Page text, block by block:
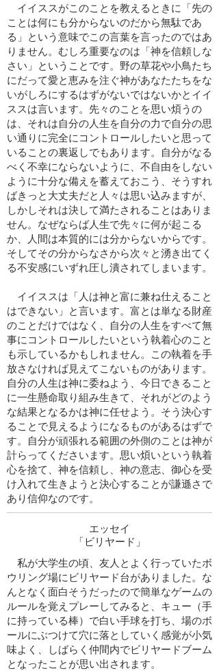
イイススがこのことを教えるときに「先の
ことは何にも分からないのだから無駄であ
る」という意味でこの言葉を言ったのではあ
りません。むしろ重要なのは「神を信頼しな
さい」ということです。野の草花や小鳥たち
にだって愛と恵みを注ぐ神があなたたちをな
いがしろにするはずがないではないかとイイ
ススは言います。先々のことを思い煩うの
は、それは自分の人生を自分の力で自分の思
い通りに完全にコントロールしたいと思って
いることの裏返しでもあります。自分がなる
べく不幸にならないように、不自由をしない
ように十分な備えを蓄えておこう、そうすれ
ばきっと大丈夫だと人々は思い込みますが、
しかしそれは決して満たされることはありま
せん。なぜならば人生で先々に何が起こる
か、人間は本質的には分からないからです。
そしてその分からなさから次々と湧き出てく
る不安感にいずれ圧し潰されてしまいます。
イイススは「人は神と富に兼ね仕えること
はできない」と言います。富とは単なる財産
のことだけではなく、自分の人生をすべて無
事にコントロールしたいという執着心のこと
も示しているかもしれません。この執着を手
放さなければ見えてこないものがあります。
自分の人生は神に委ねよう、今日できること
に一生懸命取り組み生きて、それがどのよう
な結果となるかは神に任せよう。そう決心す
ることで見えるようになるものがあるはずで
す。自分が頑張れる範囲の外側のことは神が
計らってくださいます。思い煩いという執着
心を捨て、神を信頼し、神の意志、御心を受
け入れて生きようと決心することが謙遜さで
あり信仰なのです。
​エッセイ
​「ビリヤード」
私が大学生の頃、友人とよく行っていたボ
ウリング場にビリヤード台がありました。な
んとなく面白そうだったので簡単なゲームの
ルールを覚えプレーしてみると、キュー（手
に持っている棒）で白い手球を打ち、場のボ
ールにぶつけて穴に落としていく感覚が小気
味よく、しばらく仲間内でビリヤードブーム
となったことが思い出されます。